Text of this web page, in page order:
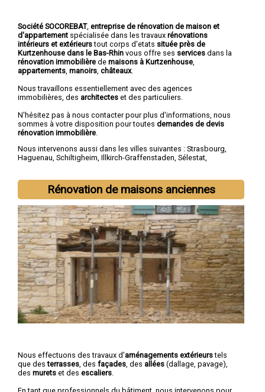
Société SOCOREBAT, entreprise de rénovation de maison et
d'appartement spécialisée dans les travaux rénovations
intérieurs et extérieurstout corps d'etats située près de
Kurtzenhouse dans le Bas-Rhin vous offre ses services dans la
rénovation immobilière de maisons à Kurtzenhouse
appartements manoirs châteaux.
Nous travaillons essentiellement avec des agences
immobilières, des architectes et des particuliers.
N'hésitez pas à nous contacter pour plus d'informations, nous
sommes à votre disposition pour toutes demandes de devis
rénovation immobilière
Nous intervenons aussi dans les villes suivantes : Strasbourg,
Haguenau, Schiltigheim, Illkirch-Graffenstaden, Sélestat,
Rénovation de maisons anciennes
Nous effectuons des travaux d'aménagements extérieurstels
que desterrasses , des façades , des allées (dallage, pavage),
des murets et des escaliers